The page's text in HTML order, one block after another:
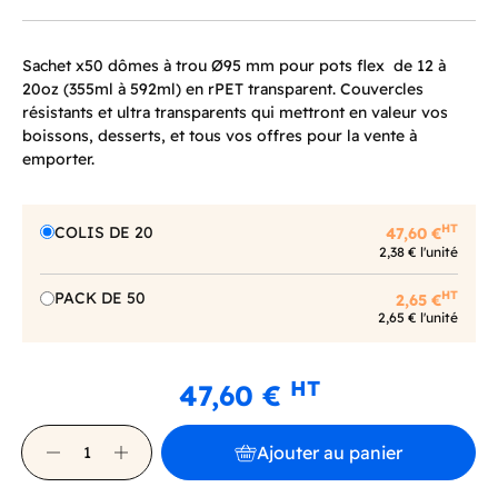
Sachet x50 dômes à trou Ø95 mm pour pots flex de 12 à
20oz (355ml à 592ml) en rPET transparent. Couvercles
résistants et ultra transparents qui mettront en valeur vos
boissons, desserts, et tous vos offres pour la vente à
emporter.
COLIS DE 20 47,60 €HT
2,38 € l'unité
PACK DE 50 2,65 €HT
2,65 € l'unité
47,60 € HT
Ajouter au panier